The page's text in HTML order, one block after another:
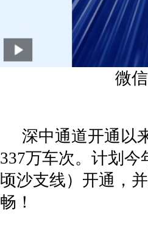
微
深中通道开通以
337万车次。计划
顷沙支线）开通，
畅！